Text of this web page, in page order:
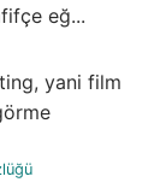
eğ...
yani film